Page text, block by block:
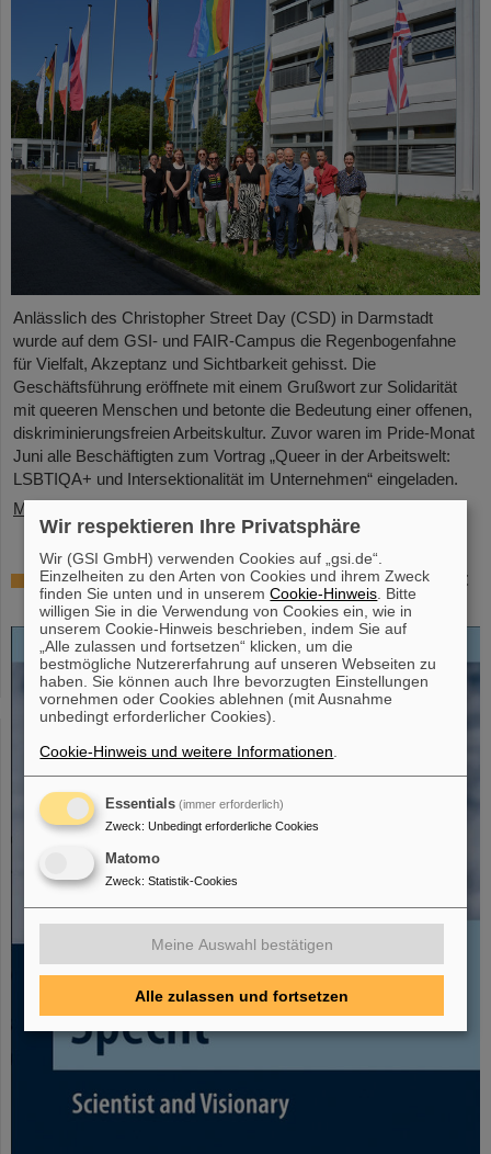
Anlässlich des Christopher Street Day (CSD) in Darmstadt
wurde auf dem GSI- und FAIR-Campus die Regenbogenfahne
für Vielfalt, Akzeptanz und Sichtbarkeit gehisst. Die
Geschäftsführung eröffnete mit einem Grußwort zur Solidarität
mit queeren Menschen und betonte die Bedeutung einer offenen,
diskriminierungsfreien Arbeitskultur. Zuvor waren im Pride-Monat
Juni alle Beschäftigten zum Vortrag „Queer in der Arbeitswelt:
LSBTIQA+ und Intersektionalität im Unternehmen“ eingeladen.
Mehr »
Open-Access-Buch „Hans Joachim Specht
– Scientist and Visionary“ erschienen
Wir respektieren Ihre Privatsphäre
Wir (GSI GmbH) verwenden Cookies auf „gsi.de“.
Einzelheiten zu den Arten von Cookies und ihrem Zweck
finden Sie unten und in unseremCookie-Hinweis . Bitte
willigen Sie in die Verwendung von Cookies ein, wie in
unserem Cookie-Hinweis beschrieben, indem Sie auf
„Alle zulassen und fortsetzen“ klicken, um die
bestmögliche Nutzererfahrung auf unseren Webseiten zu
haben. Sie können auch Ihre bevorzugten Einstellungen
vornehmen oder Cookies ablehnen (mit Ausnahme
unbedingt erforderlicher Cookies).
Cookie-Hinweis und weitere Informationen
Essentials (immer erforderlich)
Zweck: Unbedingt erforderliche Cookies
Matomo
Zweck: Statistik-Cookies
Meine Auswahl bestätigen
Alle zulassen und fortsetzen